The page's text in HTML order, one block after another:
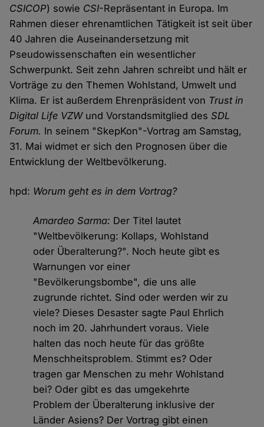
CSICOP) sowie CSI-Repräsentant in Europa. Im
Rahmen dieser ehrenamtlichen Tätigkeit ist seit über
40 Jahren die Auseinandersetzung mit
Pseudowissenschaften ein wesentlicher
Schwerpunkt. Seit zehn Jahren schreibt und hält er
Vorträge zu den Themen Wohlstand, Umwelt und
Klima. Er ist außerdem Ehrenpräsident von Trust in
Digital Life VZWund Vorstandsmitglied desSDL
Forum. In seinem "SkepKon"-Vortrag am Samstag,
31. Mai widmet er sich den Prognosen über die
Entwicklung der Weltbevölkerung.
hpd: Worum geht es in dem Vortrag?
Amardeo Sarma: Der Titel lautet
"Weltbevölkerung: Kollaps, Wohlstand
oder Überalterung?". Noch heute gibt es
Warnungen vor einer
"Bevölkerungsbombe", die uns alle
zugrunde richtet. Sind oder werden wir zu
viele? Dieses Desaster sagte Paul Ehrlich
noch im 20. Jahrhundert voraus. Viele
halten das noch heute für das größte
Menschheitsproblem. Stimmt es? Oder
tragen gar Menschen zu mehr Wohlstand
bei? Oder gibt es das umgekehrte
Problem der Überalterung inklusive der
Länder Asiens? Der Vortrag gibt einen